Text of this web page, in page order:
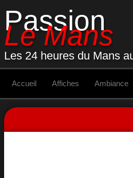
Passion
Le Mans
Les 24 heures du Mans
Accueil Affiches Ambiance